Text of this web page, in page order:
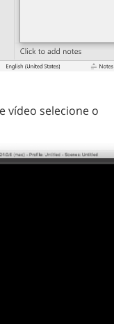
vídeo selecione o